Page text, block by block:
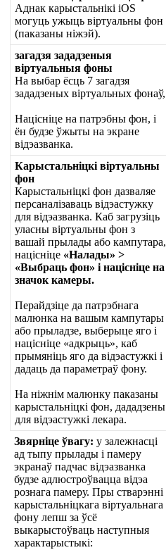
Аднак карыстальнікі iOS
могуць ужыць віртуальны фон
(паказаны ніжэй).
загадзя зададзеныя
віртуальныя фоны
На выбар ёсць 7 загадзя
зададзеных віртуальных фонаў,
Націсніце на патрэбны фон, і
ён будзе ўжыты на экране
відэазванка.
Карыстальніцкі віртуальны
фон
Карыстальніцкі фон дазваляе
персаналізаваць відэастужку
для відэазванка. Каб загрузіць
уласны віртуальны фон з
вашай прылады або кампутара,
націсніце «Налады» >
«Выбраць фон» і націсніце на
значок камеры.
Перайдзіце да патрэбнага
малюнка на вашым кампутары
або прыладзе, выберыце яго і
націсніце «адкрыць», каб
прымяніць яго да відэастужкі і
дадаць да параметраў фону.
На ніжнім малюнку паказаны
карыстальніцкі фон, дададзены
для відэастужкі лекара.
Звярніце ўвагу: у залежнасці
ад тыпу прылады і памеру
экранаў падчас відэазванка
будзе адлюстроўвацца відэа
рознага памеру. Пры стварэнні
карыстальніцкага віртуальнага
фону лепш за ўсё
выкарыстоўваць наступныя
характарыстыкі: